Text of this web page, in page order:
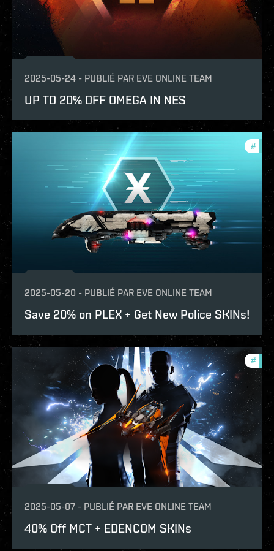
2025-05-24 - PUBLIÉ PAR EVE ONLINE TEAM
UP TO 20% OFF OMEGA IN NES
#
2025-05-20 - PUBLIÉ PAR EVE ONLINE TEAM
Save 20% on PLEX + Get New Police SKINs!
#
2025-05-07 - PUBLIÉ PAR EVE ONLINE TEAM
40% Off MCT + EDENCOM SKINs